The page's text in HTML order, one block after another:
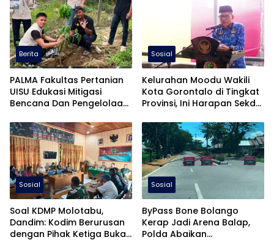
Berita
PALMA Fakultas Pertanian
UISU Edukasi Mitigasi
Bencana Dan Pengelolaan
Gapoktan Makmur Tani di
Aceh Tamiang
Sosial
Kelurahan Moodu Wakili
Kota Gorontalo di Tingkat
Provinsi, Ini Harapan Sekda
Sosial
Soal KDMP Molotabu,
Dandim: Kodim Berurusan
dengan Pihak Ketiga Bukan
Sosial
ByPass Bone Bolango
Kerap Jadi Arena Balap,
Polda Abaikan